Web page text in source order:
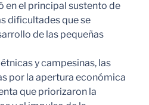
en el principal sustento de
dificultades que se
de las pequeñas
y campesinas, las
por la apertura económica
que priorizaron la